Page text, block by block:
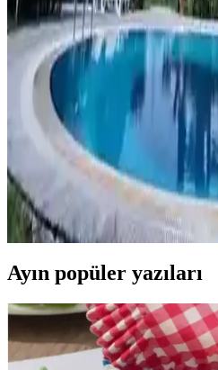
Yapayalnız - Chaboute
Temaları Üzerine
Yapayalnız - Chaboute, yalnızlık
ve etkileyici bir sanat eseri,
okuyucuyu içine çeker.
Mersin’de Modern ve
Trendleri ve İlham
Mersin’in doğal güzellikleri ve
dekorasyonunda şık ve fonksiyonel
deniz teması ve modern trendlerle
Ayın popüler yazıları